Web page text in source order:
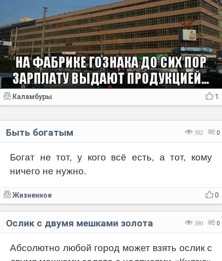
1
Каламбуры
392 0
Быть богатым
Богат не тот, у кого всё есть, а тот, кому
ничего не нужно.
0
Жизненное
390 0
Ослик с двумя мешками золота
Абсолютно любой город может взять ослик с